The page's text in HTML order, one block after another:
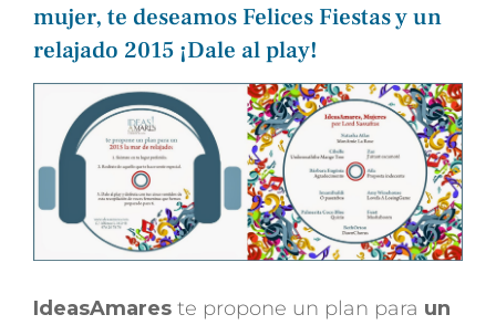
mujer, te deseamos Felices Fiestas y un
relajado 2015 ¡Dale al play!
imagen
más
IdeasAmares te propone un plan para un